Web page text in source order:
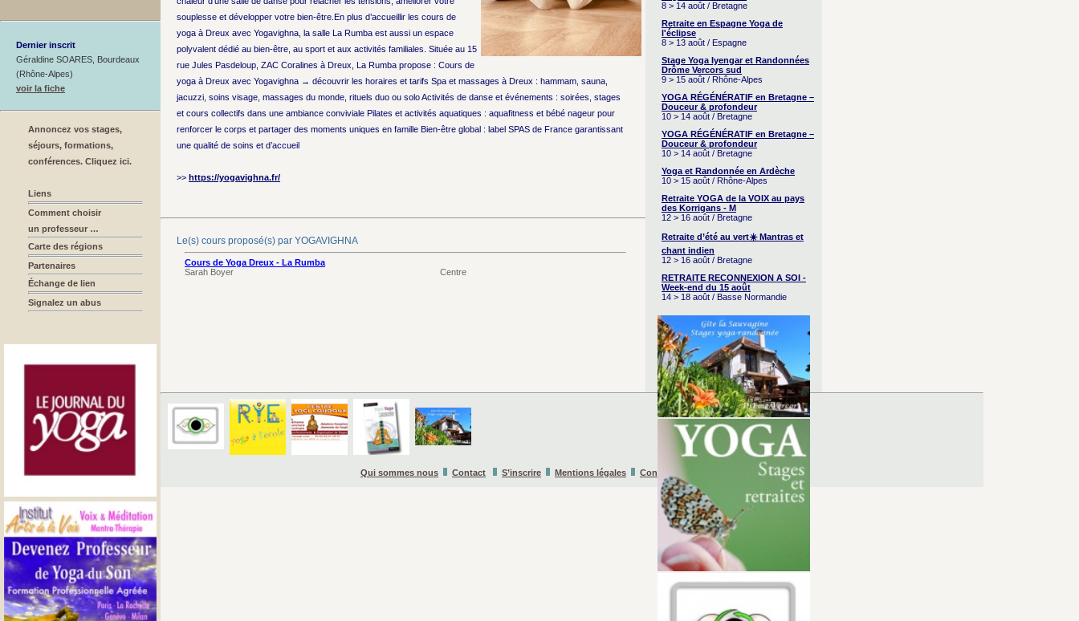
Dernier inscrit
Géraldine SOARES, Bourdeaux
(Rhône-Alpes)
voir la fiche
Annoncez vos stages,
séjours, formations,
conférences. Cliquez ici.
Liens
Comment choisir
un professeur …
Carte des régions
Partenaires
Échange de lien
Signalez un abus
8 > 14 août / Bretagne
Retraite en Espagne Yoga de
l'éclipse
8 > 13 août / Espagne
Stage Yoga Iyengar et Randonnées
Drôme Vercors sud
9 > 15 août / Rhône-Alpes
YOGA RÉGÉNÉRATIF en Bretagne –
Douceur & profondeur
10 > 14 août / Bretagne
YOGA RÉGÉNÉRATIF en Bretagne –
Douceur & profondeur
10 > 14 août / Bretagne
Yoga et Randonnée en Ardèche
10 > 15 août / Rhône-Alpes
Retraite YOGA de la VOIX au pays
des Korrigans - M
12 > 16 août / Bretagne
Retraite d’été au vert☀️ Mantras et
chant indien
12 > 16 août / Bretagne
RETRAITE RECONNEXION A SOI -
Week-end du 15 août
14 > 18 août / Basse Normandie
souplesse et développer votre bien-être.En plus d’accueillir les cours de
yoga à Dreux avec Yogavighna, la salle La Rumba est aussi un espace
polyvalent dédié au bien-être, au sport et aux activités familiales. Située au 15
rue Jules Pasdeloup, ZAC Coralines à Dreux, La Rumba propose : Cours de
yoga à Dreux avec Yogavighna → découvrir les horaires et tarifs Spa et massages à Dreux : hammam, sauna,
jacuzzi, soins visage, massages du monde, rituels duo ou solo Activités de danse et événements : soirées, stages
et cours collectifs dans une ambiance conviviale Pilates et activités aquatiques : aquafitness et bébé nageur pour
renforcer le corps et partager des moments uniques en famille Bien-être global : label SPAS de France garantissant
une qualité de soins et d’accueil
>> https://yogavighna.fr/
Le(s) cours proposé(s) par YOGAVIGHNA
Cours de Yoga Dreux - La Rumba
Sarah Boyer
Centre
Qui sommes nous Contact S’inscrire Mentions légales Conditions Générales d’Utilisation